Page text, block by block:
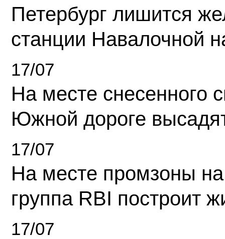
Петербург лишится
станции Навалочной
17/07
На месте снесенного
Южной дороге
17/07
На месте промзоны
группа RBI построит
17/07